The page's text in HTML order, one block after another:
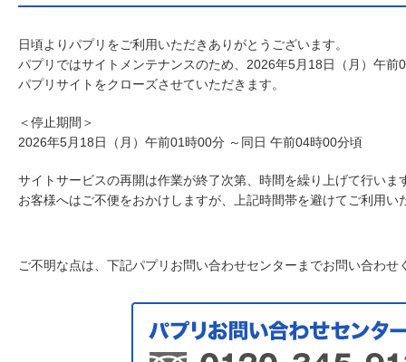
日頃よりパプリをご利用いただきありがとうございます。
パプリではサイトメンテナンスのため、2026年5月18日（月）午
パプリサイトをクローズさせていただきます。
＜停止期間＞
2026年5月18日（月）午前01時00分 ～同日 午前04時00分頃
サイトサービスの再開は作業が終了次第、時間を繰り上げて行いま
お客様へはご不便をおかけしますが、上記時間帯を避けてご利用
ご不明な点は、下記パプリお問い合わせセンターまでお問い合わせ